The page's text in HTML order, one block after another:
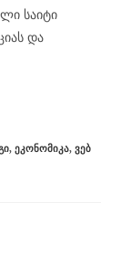
საიტი
და
, ᲔᲙᲝᲜᲝᲛᲘᲙᲐ, ᲕᲔᲑ